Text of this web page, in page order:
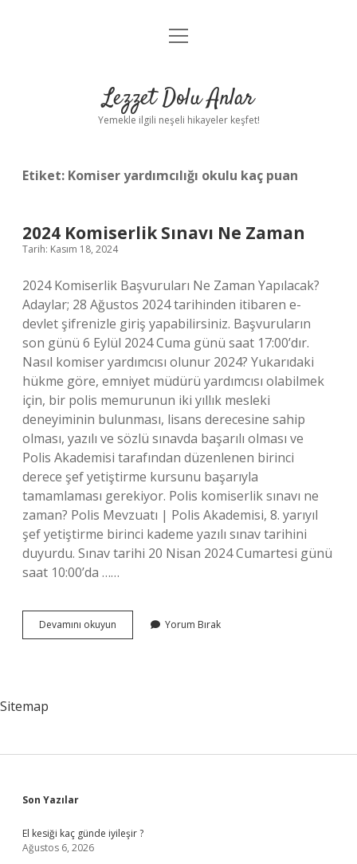
Anasayfa
Yasal Uyarı
menüyü
Lezzet Dolu Anlar
Yemekle ilgili neşeli hikayeler keşfet!
Etiket: Komiser yardımcılığı okulu kaç puan
2024 Komiserlik Sınavı Ne Zaman
Tarih: Kasım 18, 2024
2024 Komiserlik Başvuruları Ne Zaman Yapılacak?
Adaylar; 28 Ağustos 2024 tarihinden itibaren e-
devlet şifrenizle giriş yapabilirsiniz. Başvuruların
son günü 6 Eylül 2024 Cuma günü saat 17:00’dır.
Nasıl komiser yardımcısı olunur 2024? Yukarıdaki
hükme göre, emniyet müdürü yardımcısı olabilmek
için, bir polis memurunun iki yıllık mesleki
deneyiminin bulunması, lisans derecesine sahip
olması, yazılı ve sözlü sınavda başarılı olması ve
Polis Akademisi tarafından düzenlenen birinci
derece şef yetiştirme kursunu başarıyla
tamamlaması gerekiyor. Polis komiserlik sınavı ne
zaman? Polis Mevzuatı | Polis Akademisi, 8. yarıyıl
şef yetiştirme birinci kademe yazılı sınav tarihini
duyurdu. Sınav tarihi 20 Nisan 2024 Cumartesi günü
saat 10:00’da ……
Devamını okuyun
Komiserlik
Yorum Bırak
Sitemap
Sidebar
Son Yazılar
El kesiği kaç günde iyileşir ?
Ağustos 6, 2026